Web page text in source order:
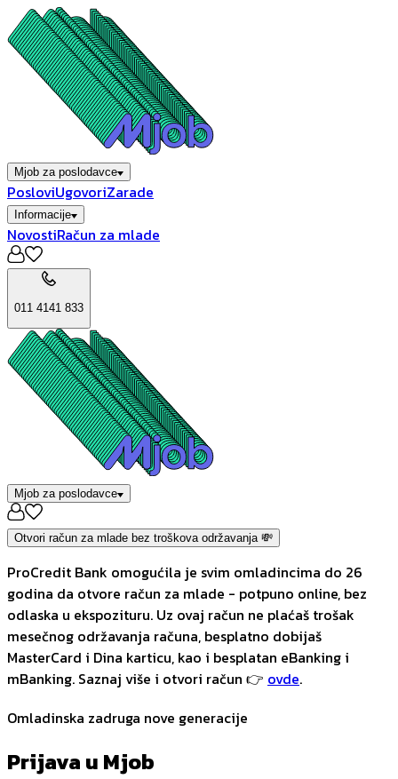
Mjob za poslodavce
PosloviUgovoriZarade
Informacije
NovostiRačun za mlade
011 4141 833
Mjob za poslodavce
Otvori račun za mlade bez troškova održavanja 💸
ProCredit Bank omogućila je svim omladincima do 26
godina da otvore račun za mlade - potpuno online, bez
odlaska u ekspozituru. Uz ovaj račun ne plaćaš trošak
mesečnog održavanja računa, besplatno dobijaš
MasterCard i Dina karticu, kao i besplatan eBanking i
mBanking. Saznaj više i otvori račun 👉 ovde.
Omladinska zadruga nove generacije
Prijava u Mjob